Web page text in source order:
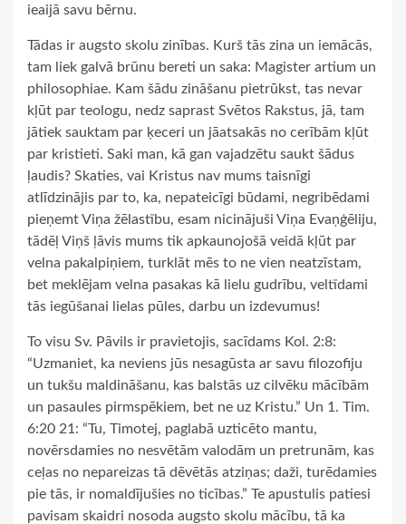
ieaijā savu bērnu.
Tādas ir augsto skolu zinības. Kurš tās zina un iemācās,
tam liek galvā brūnu bereti un saka: Magister artium un
philosophiae. Kam šādu zināšanu pietrūkst, tas nevar
kļūt par teologu, nedz saprast Svētos Rakstus, jā, tam
jātiek sauktam par ķeceri un jāatsakās no cerībām kļūt
par kristieti. Saki man, kā gan vajadzētu saukt šādus
ļaudis? Skaties, vai Kristus nav mums taisnīgi
atlīdzinājis par to, ka, nepateicīgi būdami, negribēdami
pieņemt Viņa žēlastību, esam nicinājuši Viņa Evaņģēliju,
tādēļ Viņš ļāvis mums tik apkaunojošā veidā kļūt par
velna pakalpiņiem, turklāt mēs to ne vien neatzīstam,
bet meklējam velna pasakas kā lielu gudrību, veltīdami
tās iegūšanai lielas pūles, darbu un izdevumus!
To visu Sv. Pāvils ir pravietojis, sacīdams Kol. 2:8:
“Uzmaniet, ka neviens jūs nesagūsta ar savu filozofiju
un tukšu maldināšanu, kas balstās uz cilvēku mācībām
un pasaules pirmspēkiem, bet ne uz Kristu.” Un 1. Tim.
6:20 21: “Tu, Timotej, paglabā uzticēto mantu,
novērsdamies no nesvētām valodām un pretrunām, kas
ceļas no nepareizas tā dēvētās atziņas; daži, turēdamies
pie tās, ir nomaldījušies no ticības.” Te apustulis patiesi
pavisam skaidri nosoda augsto skolu mācību, tā ka